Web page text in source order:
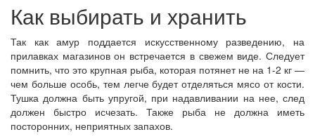
Как выбирать и хранить
Так как амур поддается искусственному разведению, на
прилавках магазинов он встречается в свежем виде. Следует
помнить, что это крупная рыба, которая потянет не на 1-2 кг —
чем больше особь, тем легче будет отделяться мясо от кости.
Тушка должна быть упругой, при надавливании на нее, след
должен быстро исчезать. Также рыба не должна иметь
посторонних, неприятных запахов.